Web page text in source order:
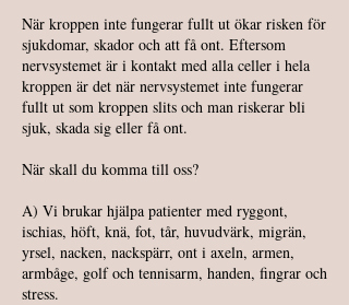
När kroppen inte fungerar fullt ut ökar risken för
sjukdomar, skador och att få ont. Eftersom
nervsystemet är i kontakt med alla celler i hela
kroppen är det när nervsystemet inte fungerar
fullt ut som kroppen slits och man riskerar bli
sjuk, skada sig eller få ont.
När skall du komma till oss?
A) Vi brukar hjälpa patienter med ryggont,
ischias, höft, knä, fot, tår, huvudvärk, migrän,
yrsel, nacken, nackspärr, ont i axeln, armen,
armbåge, golf och tennisarm, handen, fingrar och
stress.